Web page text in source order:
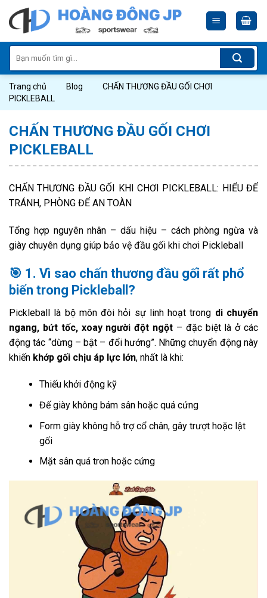
content
kiếm:
Trang chủ Blog
CHẤN THƯƠNG ĐẦU GỐI CHƠI
PICKLEBALL
CHẤN THƯƠNG ĐẦU GỐI CHƠI
PICKLEBALL
CHẤN THƯƠNG ĐẦU GỐI KHI CHƠI PICKLEBALL: HIỂU ĐỂ
TRÁNH, PHÒNG ĐỂ AN TOÀN
Tổng hợp nguyên nhân – dấu hiệu – cách phòng ngừa và
giày chuyên dụng giúp bảo vệ đầu gối khi chơi Pickleball
🎯 1. Vì sao chấn thương đầu gối rất phổ
biến trong Pickleball?
Pickleball là bộ môn đòi hỏi sự linh hoạt trong di chuyển
ngang, bứt tốc, xoay người đột ngột – đặc biệt là ở các
động tác “dừng – bật – đổi hướng”. Những chuyển động này
khiến khớp gối chịu áp lực lớn, nhất là khi:
Thiếu khởi động kỹ
Đế giày không bám sân hoặc quá cứng
Form giày không hỗ trợ cổ chân, gây trượt hoặc lật
gối
Mặt sân quá trơn hoặc cứng